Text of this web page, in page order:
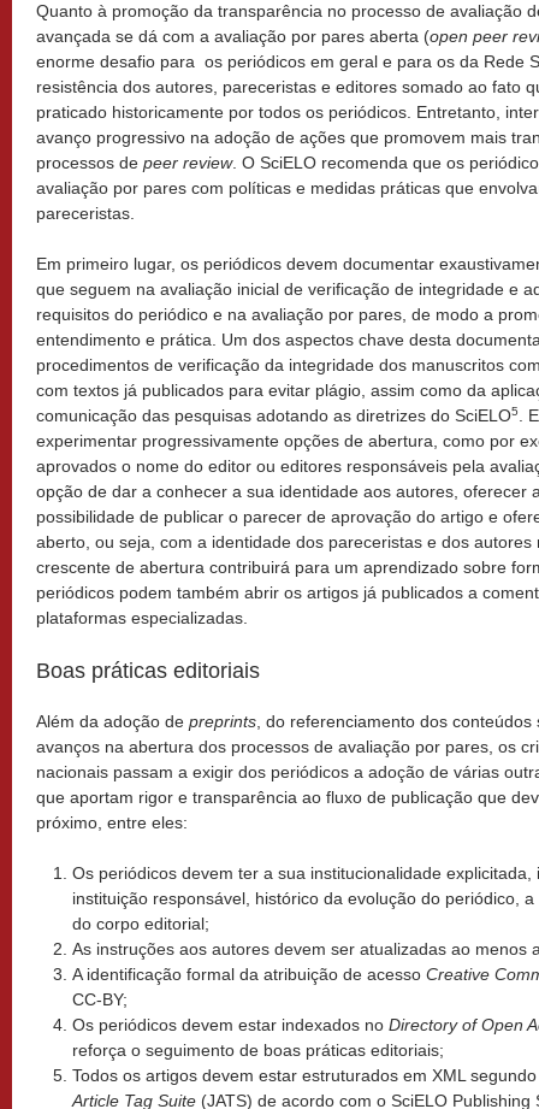
Quanto à promoção da transparência no processo de avaliação
avançada se dá com a avaliação por pares aberta (open peer
enorme desafio para os periódicos em geral e para os da Rede
resistência dos autores, pareceristas e editores somado ao fato
praticado historicamente por todos os periódicos. Entretanto,
avanço progressivo na adoção de ações que promovem mais
processos de peer review. O SciELO recomenda que os
avaliação por pares com políticas e medidas práticas que
pareceristas.
Em primeiro lugar, os periódicos devem documentar
que seguem na avaliação inicial de verificação de integridade e
requisitos do periódico e na avaliação por pares, de modo a
entendimento e prática. Um dos aspectos chave desta
procedimentos de verificação da integridade dos manuscritos
com textos já publicados para evitar plágio, assim como da
comunicação das pesquisas adotando as diretrizes do SciELO5
.
experimentar progressivamente opções de abertura, como por
aprovados o nome do editor ou editores responsáveis pela
opção de dar a conhecer a sua identidade aos autores, oferecer
possibilidade de publicar o parecer de aprovação do artigo e
aberto, ou seja, com a identidade dos pareceristas e dos autores
crescente de abertura contribuirá para um aprendizado sobre
periódicos podem também abrir os artigos já publicados a
plataformas especializadas.
Boas práticas editoriais
Além da adoção de preprints , do referenciamento dos
avanços na abertura dos processos de avaliação por pares, os
nacionais passam a exigir dos periódicos a adoção de várias
que aportam rigor e transparência ao fluxo de publicação que
próximo, entre eles:
Os periódicos devem ter a sua institucionalidade
instituição responsável, histórico da evolução do periódico,
do corpo editorial;
As instruções aos autores devem ser atualizadas ao menos
A identificação formal da atribuição de acesso Creative
CC-BY;
Os periódicos devem estar indexados no Directory of Open
reforça o seguimento de boas práticas editoriais;
Todos os artigos devem estar estruturados em XML
Article Tag Suite (JATS) de acordo com o SciELO Publishing